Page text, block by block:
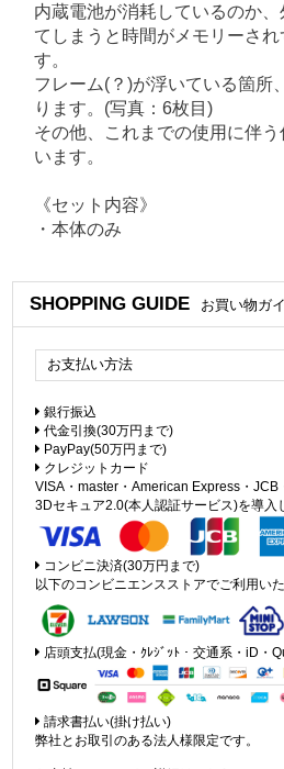
内蔵電池が消耗しているのか
てしまうと時間がメモリーされ
す。
フレーム(？)が浮いている箇所
ります。(写真：6枚目)
その他、これまでの使用に伴
います。
《セット内容》
・本体のみ
SHOPPING GUIDE お買い物ガ
お支払い方法
銀行振込
代金引換(30万円まで)
PayPay(50万円まで)
クレジットカード
VISA・master・American Express・JCB
3Dセキュア2.0(本人認証サービス)を導入
コンビニ決済(30万円まで)
以下のコンビニエンスストアでご利用いた
店頭支払(現金・ｸﾚｼﾞｯﾄ・交通系・iD・
請求書払い(掛け払い)
弊社とお取引のある法人様限定です。